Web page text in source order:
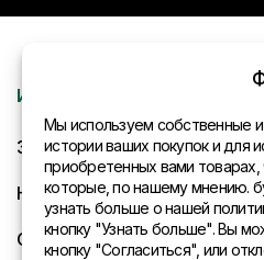
Информация
Запрос
Новости
Оплата и доставка
Мы используем собственные
истории ваших покупок и для
приобретенных вами
которые, по нашему мнению.
узнать больше о нашей
кнопку "Узнать больше". Вы
кнопку "Согласиться", или